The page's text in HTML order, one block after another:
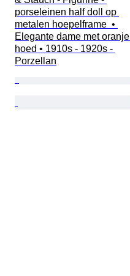
porseleinen half doll op
metalen hoepelframe  •
Elegante dame met oranje
hoed • 1910s - 1920s -
Porzellan